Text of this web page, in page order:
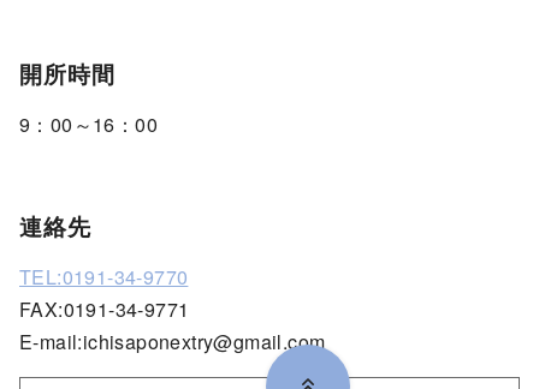
開所時間
9：00～16：00
連絡先
TEL:0191-34-9770
FAX:0191-34-9771
E-mail:ichisaponextry@gmail.com